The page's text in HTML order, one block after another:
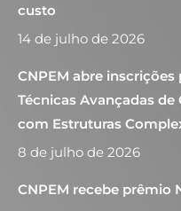
custo
14 de julho de 2026
CNPEM abre
Técnicas Avançadas
com Estruturas
8 de julho de 2026
CNPEM recebe prêmio